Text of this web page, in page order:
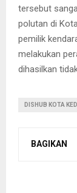
tersebut
polutan di
pemilik
melakukan
dihasilkan
DISHUB KOTA
BAGIKAN